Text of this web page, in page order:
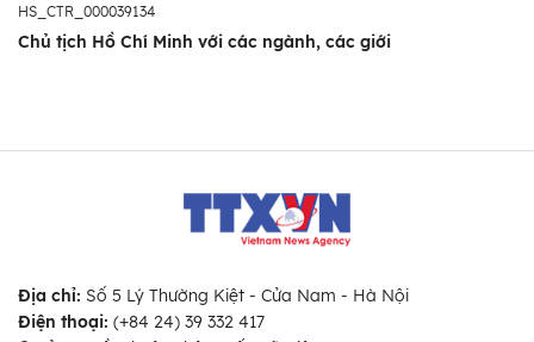
HS_CTR_000039134
Chủ tịch Hồ Chí Minh với các ngành, các giới
Địa chỉ: Số 5 Lý Thường Kiệt - Cửa Nam - Hà Nội
Điện thoại: (+84 24) 39 332 417